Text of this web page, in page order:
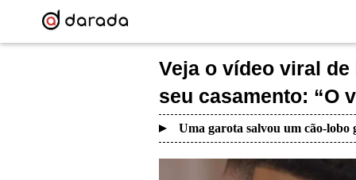
Veja o vídeo viral
seu casamento: “O
Uma garota salvou um cão-lobo